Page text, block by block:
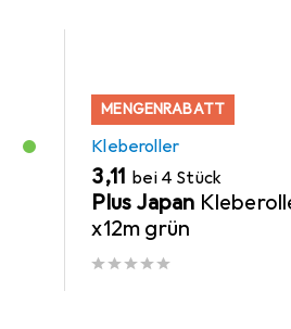
MENGENRABATT
Kleberoller
EUR
3,11 bei 4 Stück
Plus Japan
x12m grün